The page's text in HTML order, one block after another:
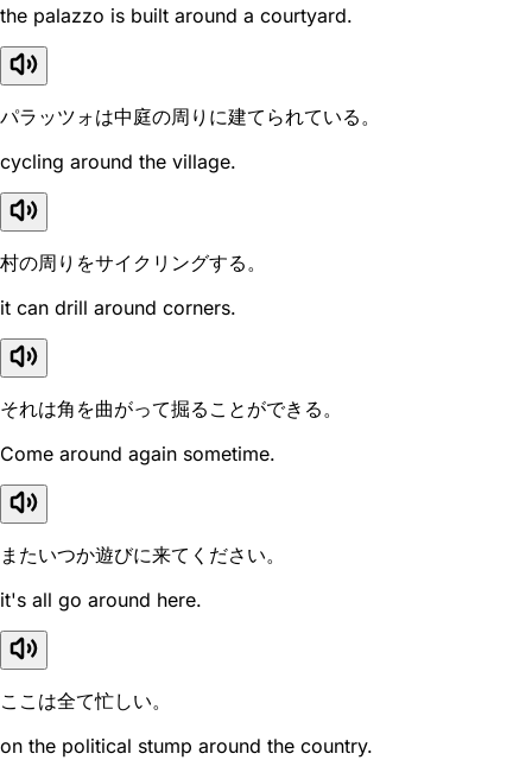
the palazzo is built around a courtyard.
パラッツォは中庭の周りに建てられている。
cycling around the village.
村の周りをサイクリングする。
it can drill around corners.
それは角を曲がって掘ることができる。
Come around again sometime.
またいつか遊びに来てください。
it's all go around here.
ここは全て忙しい。
on the political stump around the country.